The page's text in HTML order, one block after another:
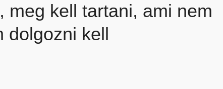
meg kell tartani, ami nem
dolgozni kell